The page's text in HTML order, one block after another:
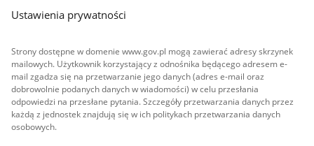
Ustawienia prywatności
Strony dostępne w domenie www.gov.pl mogą zawierać adresy skrzynek
mailowych. Użytkownik korzystający z odnośnika będącego adresem e-
mail zgadza się na przetwarzanie jego danych (adres e-mail oraz
dobrowolnie podanych danych w wiadomości) w celu przesłania
odpowiedzi na przesłane pytania. Szczegóły przetwarzania danych przez
każdą z jednostek znajdują się w ich politykach przetwarzania danych
osobowych.